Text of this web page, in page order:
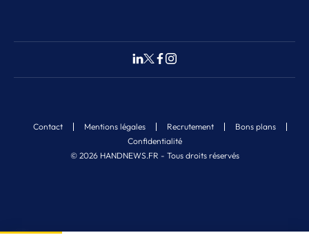
Fermer
© 2026 HANDNEWS.FR - Tous droits réservés
Contact Mentions légales Recrutement
Bons plans
Confidentialité